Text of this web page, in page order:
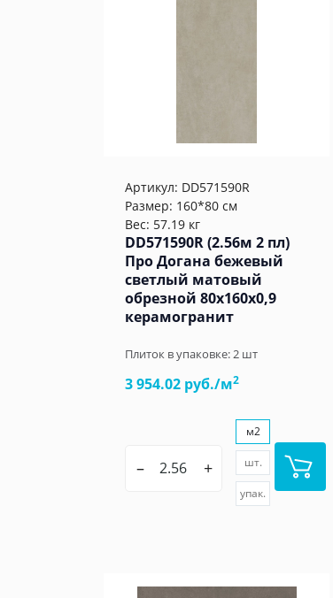
Артикул: DD571590R
Размер: 160*80 см
Вес: 57.19 кг
DD571590R (2.56м 2 пл)
Про Догана бежевый
светлый матовый
обрезной 80x160x0,9
керамогранит
Плиток в упаковке:2 шт
3 954.02 руб./м2
– +
м2
шт.
упак.